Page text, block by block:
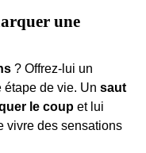
une
? Offrez-lui un
étape de vie. Un saut
le coup et lui
vivre des sensations